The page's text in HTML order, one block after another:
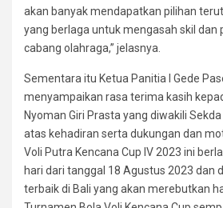
akan banyak mendapatkan pilihan
yang berlaga untuk mengasah skil dan
cabang olahraga,” jelasnya.
Sementara itu Ketua Panitia I Gede
menyampaikan rasa terima kasih
Nyoman Giri Prasta yang diwakili
atas kehadiran serta dukungan dan
Voli Putra Kencana Cup IV 2023 ini
hari dari tanggal 18 Agustus 2023 dan
terbaik di Bali yang akan merebutkan